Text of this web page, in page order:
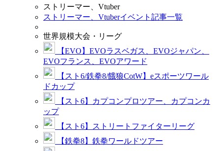
ストリーマー、Vtuber
ストリーマー、Vtuberイベント記事一覧
世界規模大会・リーグ
【EVO】EVOラスベガス、EVOジャパン、
EVOフランス、EVOアワード
【スト6/鉄拳8/餓狼CotW】eスポーツワール
ドカップ
【スト6】カプコンプロツアー、カプコンカ
ップ
【スト6】ストリートファイターリーグ
【鉄拳8】鉄拳ワールドツアー